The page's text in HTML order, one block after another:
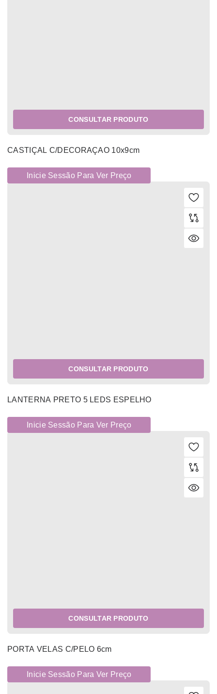
CONSULTAR PRODUTO
CASTIÇAL C/DECORAÇAO 10x9cm
Inicie Sessão Para Ver Preço
CONSULTAR PRODUTO
LANTERNA PRETO 5 LEDS ESPELHO
Inicie Sessão Para Ver Preço
CONSULTAR PRODUTO
PORTA VELAS C/PELO 6cm
Inicie Sessão Para Ver Preço